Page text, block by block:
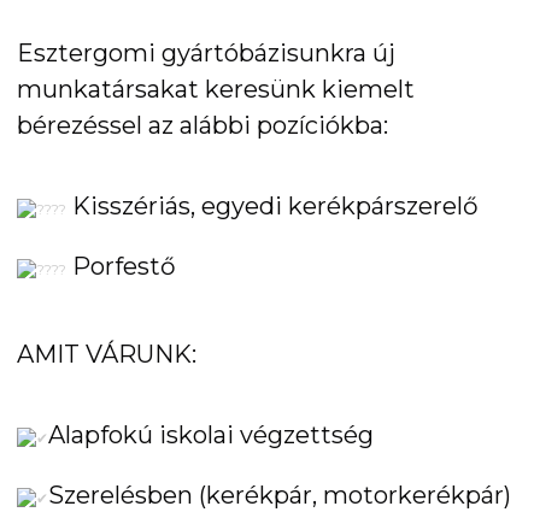
Esztergomi gyártóbázisunkra új
munkatársakat keresünk kiemelt
bérezéssel az alábbi pozíciókba:
Kisszériás, egyedi kerékpárszerelő
Porfestő
AMIT VÁRUNK:
Alapfokú iskolai végzettség
Szerelésben (kerékpár, motorkerékpár)